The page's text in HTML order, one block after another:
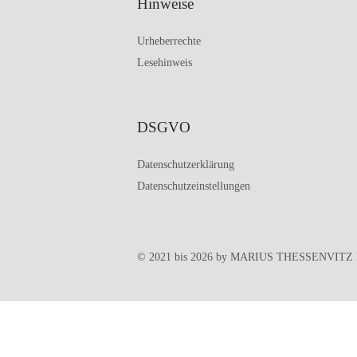
Hinweise
Urheberrechte
Lesehinweis
DSGVO
Datenschutzerklärung
Datenschutzeinstellungen
© 2021 bis 2026 by MARIUS THESSENVITZ